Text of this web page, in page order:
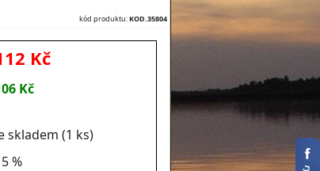
kód produktu:KOD.35804
Kč
Kč
skladem (1 ks)
%